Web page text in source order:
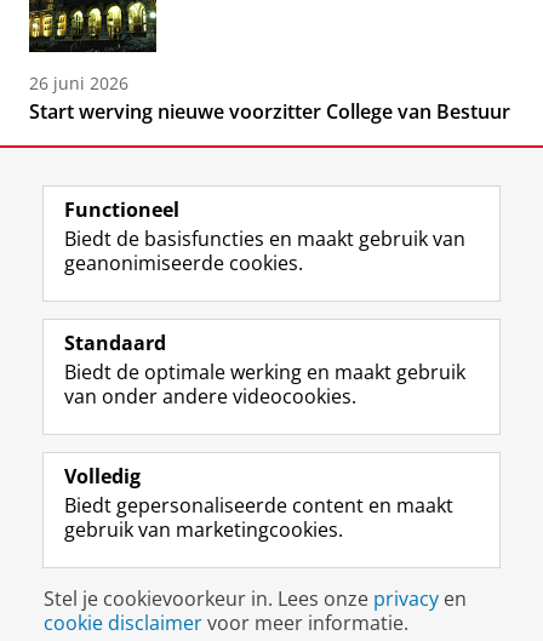
26 juni 2026
Start werving nieuwe voorzitter College van Bestuur
Volg de RUG
F
a
e
b
o
p
a
i
n
a
L
i
k
e
I
-
p
g
i
n
R
S
-
f
e
R
k
s
u
I
n
t
r
m
c
c
o
Y
o
T
e
k
a
a
Studiekiezers
Alumni
Over ons
Disclaimer & Copyright
Inloggen
Functioneel
Biedt de basisfuncties en maakt gebruik van
geanonimiseerde cookies.
Standaard
Biedt de optimale werking en maakt gebruik
van onder andere videocookies.
Volledig
Biedt gepersonaliseerde content en maakt
gebruik van marketingcookies.
Stel je cookievoorkeur in. Lees onze privacy en
cookie disclaimervoor meer informatie.